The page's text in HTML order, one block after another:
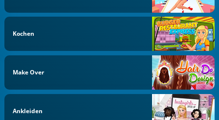
Kochen
Make Over
Ankleiden